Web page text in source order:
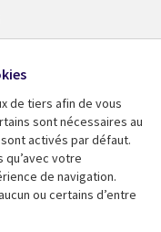
de tiers afin de vous
sont nécessaires au
activés par défaut.
qu’avec votre
de navigation.
ou certains d’entre